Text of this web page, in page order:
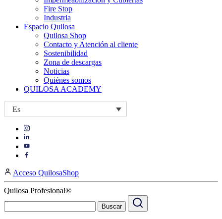
Fire Stop
Industria
Espacio Quilosa
Quilosa Shop
Contacto y Atención al cliente
Sostenibilidad
Zona de descargas
Noticias
Quiénes somos
QUILOSA ACADEMY
Es
Visit
https://www.instagram.com/quilosa_selena/
Visit
our
Visit
page
https://www.facebook.com/QuilosaSelenaIberia/
page
Acceso QuilosaShop
Quilosa Profesional®